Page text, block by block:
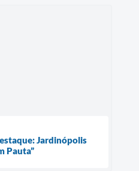
Jardinópolis
Pauta”